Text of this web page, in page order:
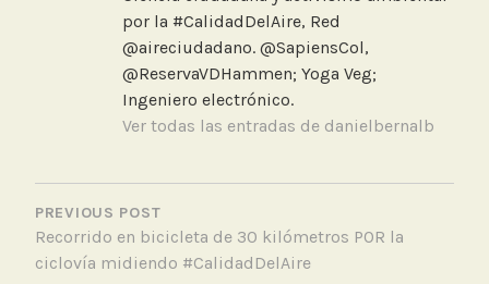
e
n
i
por la #CalidadDelAire, Red
@aireciudadano. @SapiensCol,
@ReservaVDHammen; Yoga Veg;
Ingeniero electrónico.
Ver todas las entradas de danielbernalb
NAVEGACIÓN
DE
ENTRADAS
PREVIOUS POST
Recorrido en bicicleta de 30 kilómetros POR la
ciclovía midiendo #CalidadDelAire